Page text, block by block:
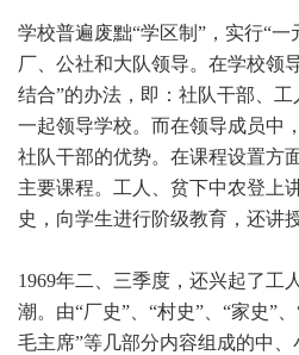
学校普遍废黜“学区制”，实行“一
厂、公社和大队领导。在学校领
结合”的办法，即：社队干部、
一起领导学校。而在领导成员中
社队干部的优势。在课程设置方
主要课程。工人、贫下中农登上
史，向学生进行阶级教育，还讲
1969年二、三季度，还兴起了工
潮。由“厂史”、“村史”、“家史”
毛主席”等几部分内容组成的中